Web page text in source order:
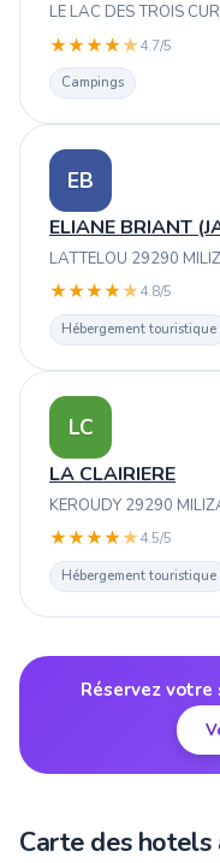
LE LAC DES TROIS
★★★★★4.7/5
Campings
EB
ELIANE BRIANT
LATTELOU 29290
★★★★★4.8/5
Hébergement touristique
LC
LA CLAIRIERE
KEROUDY 29290
★★★★★4.5/5
Hébergement touristique
Réservez
Carte des